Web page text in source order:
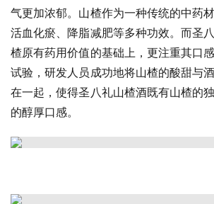
气更加浓郁。山楂作为一种传统的中药
活血化瘀、降脂减肥等多种功效。而圣
楂原有药用价值的基础上，更注重其口
试验，研发人员成功地将山楂的酸甜与
在一起，使得圣八礼山楂酒既有山楂的
的醇厚口感。